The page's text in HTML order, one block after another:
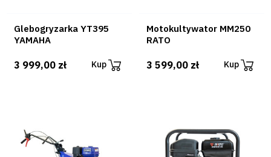
Glebogryzarka YT395
YAMAHA
3 999,00 zł Kup
Motokultywator MM250
RATO
3 599,00 zł Kup